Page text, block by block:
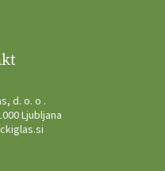
d. o. o .
Ljubljana